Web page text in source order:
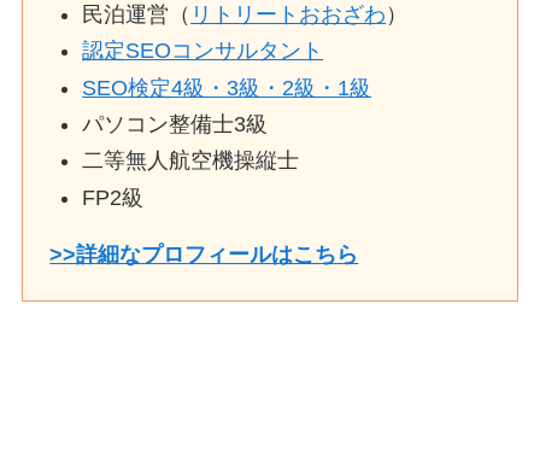
民泊運営（ リトリートおおざわ ）
認定SEOコンサルタント
SEO検定4級・3級・2級・1級
パソコン整備士3級
二等無人航空機操縦士
FP2級
>>詳細なプロフィールはこちら